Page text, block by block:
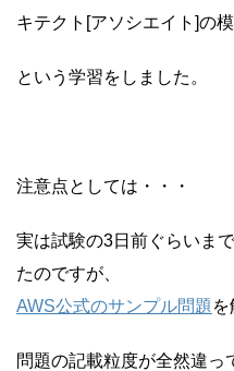
キテクト[アソシエイト]の
という学習をしました。
注意点としては・・・
実は試験の3日前ぐらいま
たのですが、
AWS公式のサンプル問題 を
問題の記載粒度が全然違っ